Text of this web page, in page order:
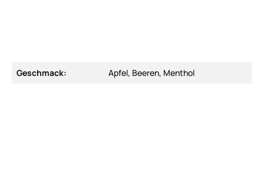
Geschmack: Apfel, Beeren, Menthol